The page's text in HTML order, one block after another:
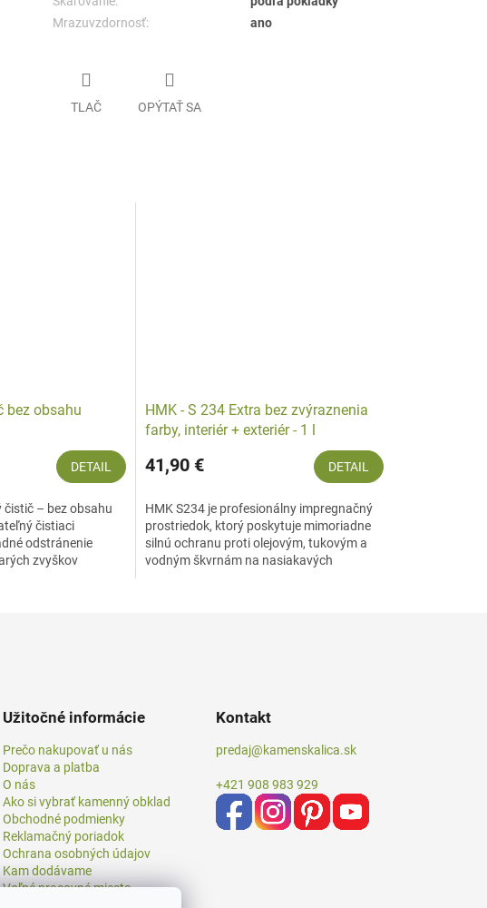
Mrazuvzdornosť:
ano
TLAČ OPÝTAŤ SA
bez obsahu
DETAIL
čistič – bez obsahu
čistiaci
odstránenie
zvyškov
HMK - S 234 Extra bez zvýraznenia
farby, interiér + exteriér - 1 l
41,90 € DETAIL
HMK S234 je profesionálny impregnačný
prostriedok, ktorý poskytuje mimoriadne
silnú ochranu proti olejovým, tukovým a
vodným škvrnám na nasiakavých
Užitočné informácie
Prečo nakupovať u nás
Doprava a platba
O nás
Ako si vybrať kamenný obklad
Obchodné podmienky
Reklamačný poriadok
Ochrana osobných údajov
Kam dodávame
Voľné pracovné miesta
Kontakt
predaj@kamenskalica.sk
+421 908 983 929